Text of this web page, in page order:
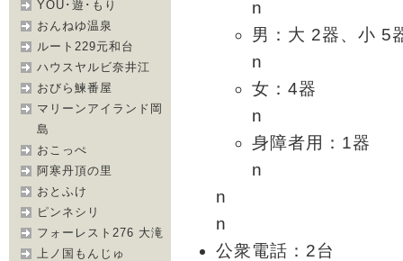
YOU･遊･もり
おんねゆ温泉
ルート229元和台
ハウスヤルビ奈井江
おびら鰊番屋
マリーンアイランド岡
島
おこっぺ
阿寒丹頂の里
おとふけ
ピンネシリ
フォーレスト276 大滝
上ノ国もんじゅ
n
男：大 2器、小 5
n
女：4器
n
身障者用：1器
n
n
n
公衆電話：2台